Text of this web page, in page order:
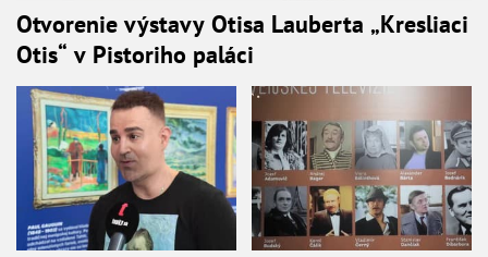
Otvorenie výstavy Otisa Lauberta „Kresliaci
Otis“ v Pistoriho paláci